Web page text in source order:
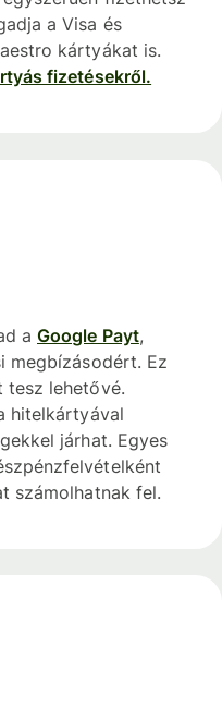
a Visa és
kártyákat is.
fizetésekről.
a Google Payt,
megbízásodért. Ez
tesz lehetővé.
hitelkártyával
járhat. Egyes
számolhatnak fel.